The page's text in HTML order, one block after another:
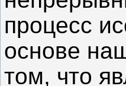
процесс
основе
том, что